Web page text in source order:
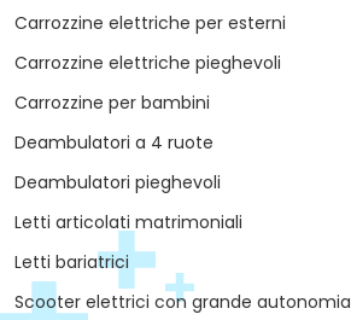
Carrozzine elettriche per esterni
Carrozzine elettriche pieghevoli
Carrozzine per bambini
Deambulatori a 4 ruote
Deambulatori pieghevoli
Letti articolati matrimoniali
Letti bariatrici
Scooter elettrici con grande autonomia